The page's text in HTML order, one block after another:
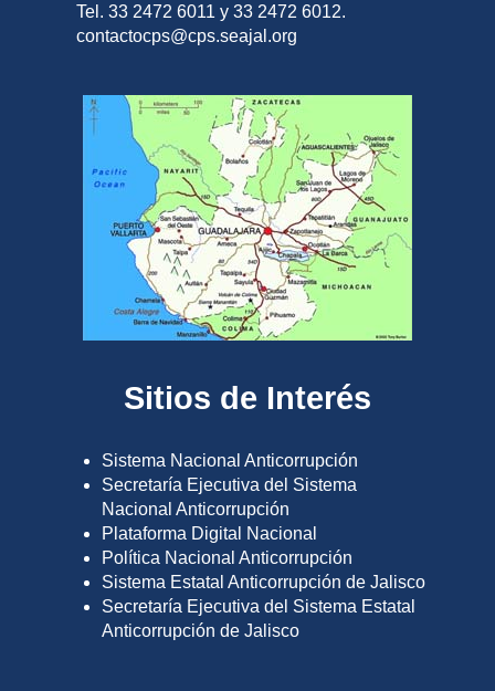
Tel. 33 2472 6011 y 33 2472 6012.
contactocps@cps.seajal.org
Sitios de Interés
Sistema Nacional Anticorrupción
Secretaría Ejecutiva del Sistema
Nacional Anticorrupción
Plataforma Digital Nacional
Política Nacional Anticorrupción
Sistema Estatal Anticorrupción de Jalisco
Secretaría Ejecutiva del Sistema Estatal
Anticorrupción de Jalisco